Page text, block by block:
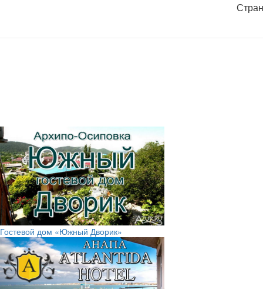
Гостевой дом «Южный Дворик»